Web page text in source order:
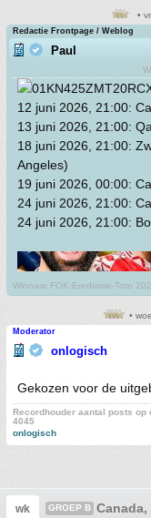
•
Redactie Frontpage / Weblog
Paul
12 juni 2026, 21:00:
13 juni 2026, 21:00:
18 juni 2026, 21:00:
Angeles)
19 juni 2026, 00:00:
24 juni 2026, 21:00:
24 juni 2026, 21:00:
Winnaar FOK-Eredivisie-Toto
•
Moderator
onlogisch
Gekozen voor de
Recordhouder aantal posts op
4045
onlogisch
wk GROEP B